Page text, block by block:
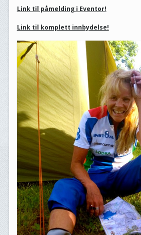
Link til påmelding i Eventor!
Link til komplett innbydelse!